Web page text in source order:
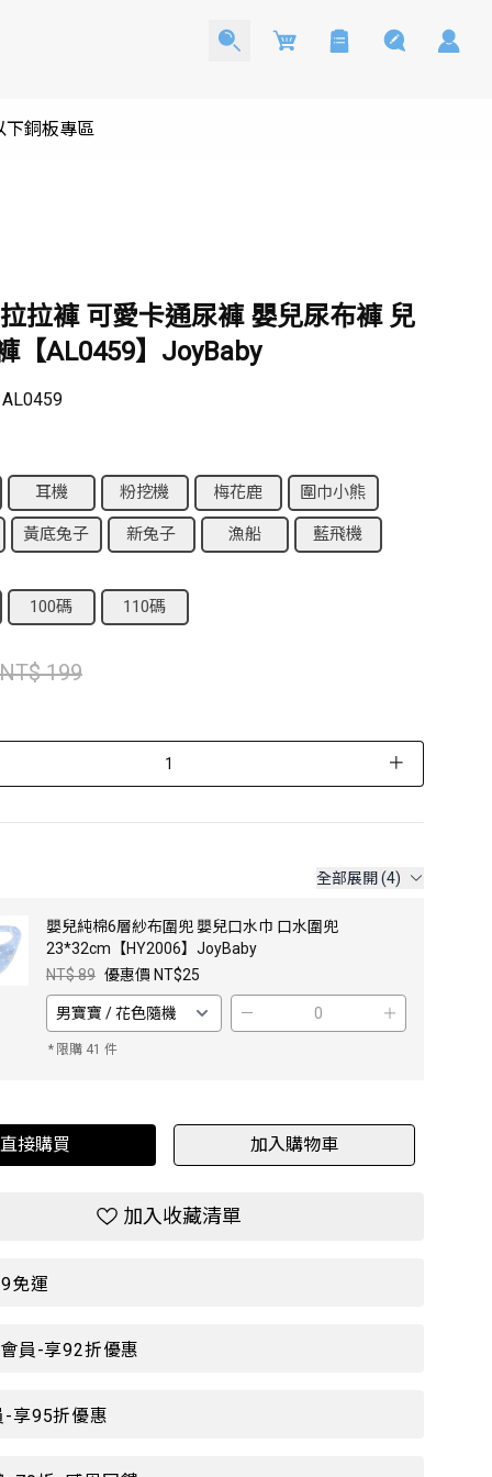
Cart
銅板專區
拉褲 可愛卡通尿褲 嬰兒尿布褲 兒
【AL0459】JoyBaby
AL0459
耳機 粉挖機 梅花鹿 圍巾小熊
黃底兔子 新兔子 漁船 藍飛機
100碼 110碼
NT$ 199
＋
全部展開 (4)
嬰兒純棉6層紗布圍兜 嬰兒口水巾 口水圍兜
23*32cm【HY2006】JoyBaby
NT$ 89 優惠價 NT$25
－ ＋
* 限購 41 件
直接購買 加入購物車
加入收藏清單
免運
員-享92折優惠
-享95折優惠